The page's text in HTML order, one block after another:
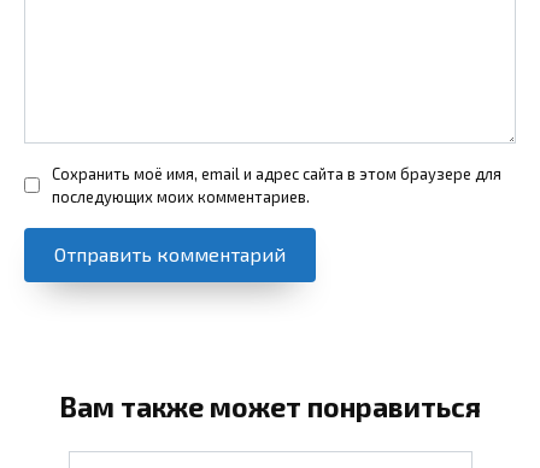
Сохранить моё имя, email и адрес сайта в этом браузере для
последующих моих комментариев.
Вам также может понравиться